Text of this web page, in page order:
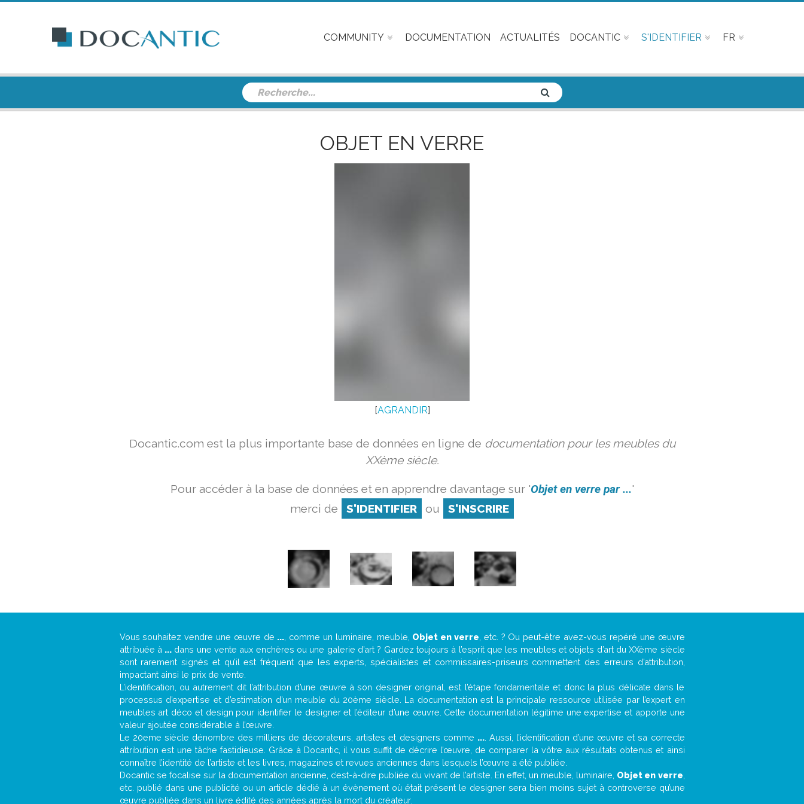
COMMUNITY DOCUMENTATION ACTUALITÉS DOCANTIC S'IDENTIFIER FR
OBJET EN VERRE
[AGRANDIR]
Docantic.com est la plus importante base de données en ligne de documentation pour les meubles du
XXème siècle.
Pour accéder à la base de données et en apprendre davantage sur 'Objet en verre par ...'
merci de
S'IDENTIFIER ou S'INSCRIRE
Vous souhaitez vendre une œuvre de ... , comme un luminaire, meuble, Objet en verre , etc. ? Ou peut-être avez-vous repéré une œuvre
attribuée à ... dans une vente aux enchères ou une galerie d’art ? Gardez toujours à l’esprit que les meubles et objets d’art du XXème siècle
sont rarement signés et qu’il est fréquent que les experts, spécialistes et commissaires-priseurs commettent des erreurs d’attribution,
impactant ainsi le prix de vente.
L’identification, ou autrement dit l’attribution d’une œuvre à son designer original, est l’étape fondamentale et donc la plus délicate dans le
processus d’expertise et d’estimation d’un meuble du 20ème siècle. La documentation est la principale ressource utilisée par l’expert en
meubles art déco et design pour identifier le designer et l’éditeur d’une œuvre. Cette documentation légitime une expertise et apporte une
valeur ajoutée considérable à l’œuvre.
Le 20eme siècle dénombre des milliers de décorateurs, artistes et designers comme .... Aussi, l’identification d’une œuvre et sa correcte
attribution est une tâche fastidieuse. Grâce à Docantic, il vous suffit de décrire l’œuvre, de comparer la vôtre aux résultats obtenus et ainsi
connaître l’identité de l’artiste et les livres, magazines et revues anciennes dans lesquels l’œuvre a été publiée.
Docantic se focalise sur la documentation ancienne, c’est-à-dire publiée du vivant de l’artiste. En effet, un meuble, luminaire, Objet en verre
etc. publié dans une publicité ou un article dédié à un évènement où était présent le designer sera bien moins sujet à controverse qu’une
œuvre publiée dans un livre édité des années après la mort du créateur.